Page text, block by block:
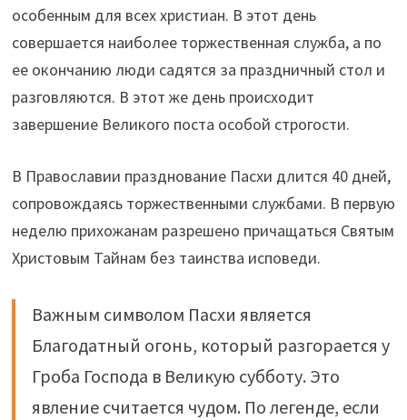
особенным для всех христиан. В этот день
совершается наиболее торжественная служба, а по
ее окончанию люди садятся за праздничный стол и
разговляются. В этот же день происходит
завершение Великого поста особой строгости.
В Православии празднование Пасхи длится 40 дней,
сопровождаясь торжественными службами. В первую
неделю прихожанам разрешено причащаться Святым
Христовым Тайнам без таинства исповеди.
Важным символом Пасхи является
Благодатный огонь, который разгорается у
Гроба Господа в Великую субботу. Это
явление считается чудом. По легенде, если